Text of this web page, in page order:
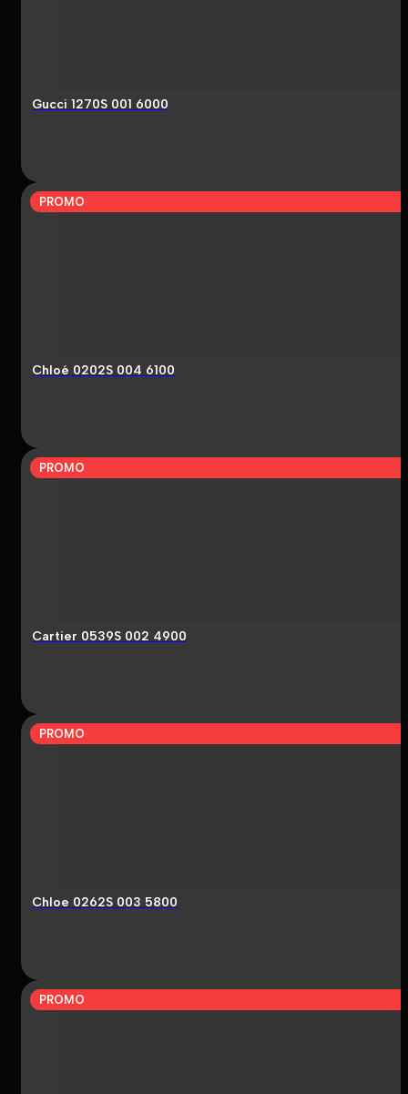
Gucci 1270S 001 6000
PROMO
Chloé 0202S 004 6100
PROMO
Cartier 0539S 002 4900
PROMO
Chloe 0262S 003 5800
PROMO